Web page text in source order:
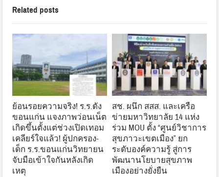
Related posts
ย้อนรอยความจริง! ร.ร.ดัง
ขอนแก่น แจงภาพว่อนเน็ต
เกิดขึ้นตั้งแต่ช่วงเปิดเทอม
เคลียร์ใจแล้ว! ผู้ปกครอง-
เด็ก ร.ร.ขอนแก่นวิทยายน
จับมือเข้าใจกันหลังเกิด
เหตุ
สช. ผนึก สสส. และเครือ
ข่ายมหาวิทยาลัย 14 แห่ง
ร่วม MOU ตั้ง “ศูนย์วิชาการ
สุขภาวะเขตเมือง” ยก
ระดับองค์ความรู้ สู่การ
พัฒนานโยบายสุขภาพ
เมืองอย่างยั่งยืน